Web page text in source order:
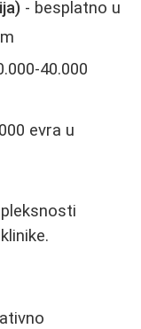
- besplatno u
40.000
evra u